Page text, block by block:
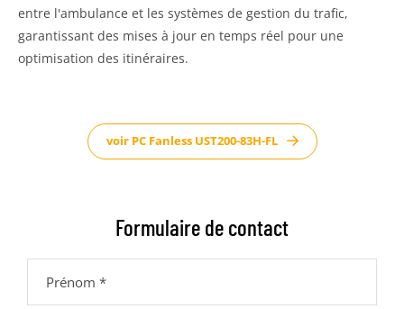
entre l'ambulance et les systèmes de gestion du trafic,
garantissant des mises à jour en temps réel pour une
optimisation des itinéraires.
voir PC Fanless UST200-83H-FL
Formulaire de contact